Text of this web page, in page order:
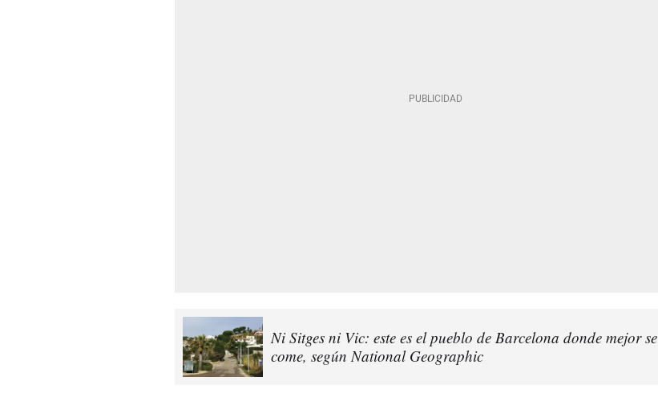
Ni Sitges ni Vic: este es el pueblo de Barcelona donde mejor se
come, según National Geographic